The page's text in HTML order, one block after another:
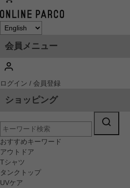
会員メニュー
ログイン / 会員登録
ショッピング
おすすめキーワード
アウトドア
Tシャツ
タンクトップ
UVケア